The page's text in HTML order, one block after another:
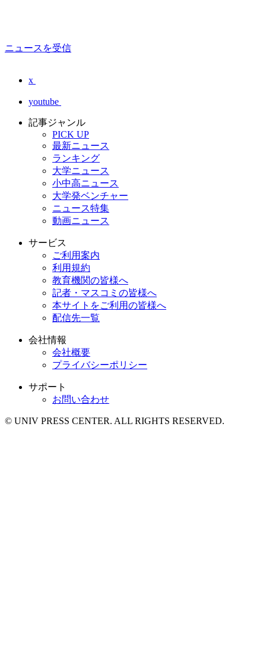
ニュースを受信
x
youtube
記事ジャンル
PICK UP
最新ニュース
ランキング
大学ニュース
小中高ニュース
大学発ベンチャー
ニュース特集
動画ニュース
サービス
ご利用案内
利用規約
教育機関の皆様へ
記者・マスコミの皆様へ
本サイトをご利用の皆様へ
配信先一覧
会社情報
会社概要
プライバシーポリシー
サポート
お問い合わせ
© UNIV PRESS CENTER. ALL RIGHTS RESERVED.